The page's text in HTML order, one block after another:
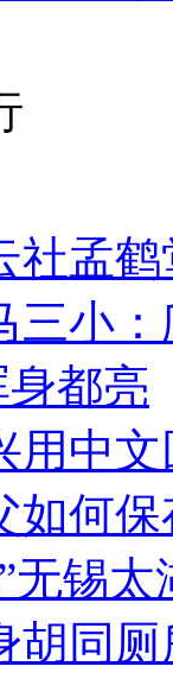
社孟
三小
都亮
用中
如何
无锡
胡同